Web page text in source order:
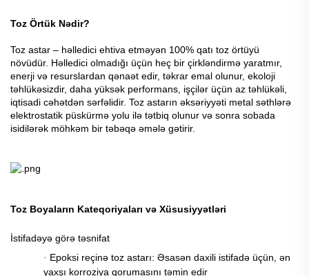
Toz Örtük Nədir?
Toz astar – həlledici ehtiva etməyən 100% qatı toz örtüyü
növüdür. Həlledici olmadığı üçün heç bir çirkləndirmə yaratmır,
enerji və resurslardan qənaət edir, təkrar emal olunur, ekoloji
təhlükəsizdir, daha yüksək performans, işçilər üçün az təhlükəli,
iqtisadi cəhətdən sərfəlidir. Toz astarın əksəriyyəti metal səthlərə
elektrostatik püskürmə yolu ilə tətbiq olunur və sonra sobada
isidilərək möhkəm bir təbəqə əmələ gətirir.
Toz Boyaların Kateqoriyaları və Xüsusiyyətləri
İstifadəyə görə təsnifat
· Epoksi reçinə toz astarı: Əsasən daxili istifadə üçün, ən
yaxşı korroziya qorumasını təmin edir